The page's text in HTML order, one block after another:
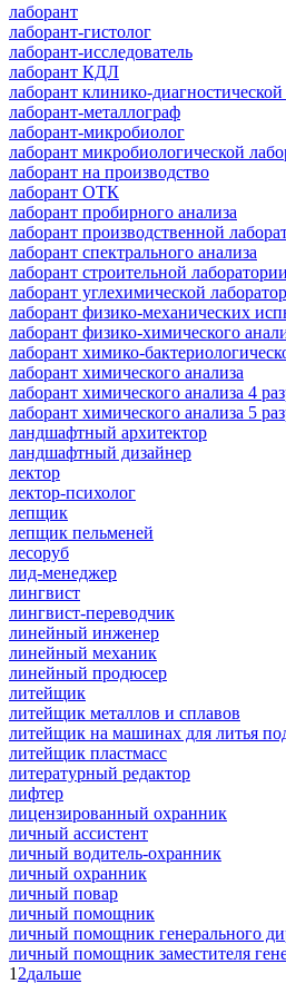
лаборант
лаборант-гистолог
лаборант-исследователь
лаборант КДЛ
лаборант клинико-
лаборант-металлограф
лаборант-микробиолог
лаборант микробиологической
лаборант на производство
лаборант ОТК
лаборант пробирного анализа
лаборант производственной
лаборант спектрального анализа
лаборант строительной лаборатории
лаборант углехимической
лаборант физико-механических
лаборант физико-химического
лаборант химико-
лаборант химического анализа
лаборант химического анализа 4
лаборант химического анализа 5
ландшафтный архитектор
ландшафтный дизайнер
лектор
лектор-психолог
лепщик
лепщик пельменей
лесоруб
лид-менеджер
лингвист
лингвист-переводчик
линейный инженер
линейный механик
линейный продюсер
литейщик
литейщик металлов и сплавов
литейщик на машинах для литья
литейщик пластмасс
литературный редактор
лифтер
лицензированный охранник
личный ассистент
личный водитель-охранник
личный охранник
личный повар
личный помощник
личный помощник генерального
личный помощник заместителя
1 2дальше